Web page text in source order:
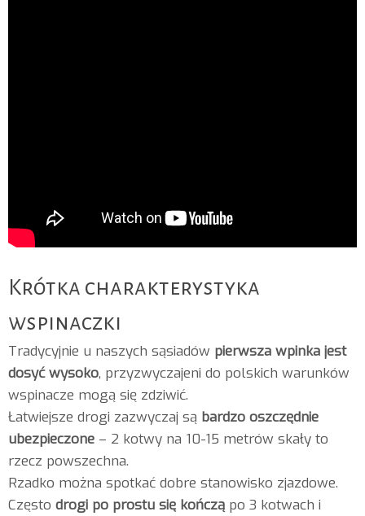
Krótka charakterystyka
wspinaczki
Tradycyjnie u naszych sąsiadów pierwsza wpinka jest
dosyć wysoko, przyzwyczajeni do polskich warunków
wspinacze mogą się zdziwić.
Łatwiejsze drogi zazwyczaj są bardzo oszczędnie
ubezpieczone – 2 kotwy na 10-15 metrów skały to
rzecz powszechna.
Rzadko można spotkać dobre stanowisko zjazdowe.
Często drogi po prostu się kończąpo 3 kotwach i